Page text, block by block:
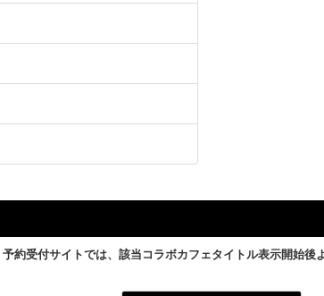
予約受付サイトでは、該当コラボカフェタイトル表示開始後